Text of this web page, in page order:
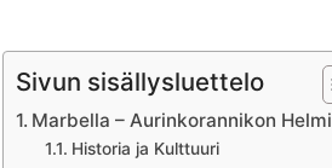
Sivun sisällysluettelo
Marbella – Aurinkorannikon Helmi
Historia ja Kulttuuri